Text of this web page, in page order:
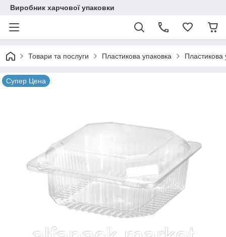
Виробник харчової упаковки
Товари та послуги Пластикова упаковка Пластикова
Супер Цена